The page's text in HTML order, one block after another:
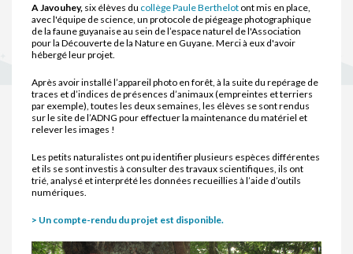
A Javouhey, six élèves du collège Paule Berthelot ont mis en place,
avec l'équipe de science, un protocole de piégeage photographique
de la faune guyanaise au sein de l’espace naturel de l'Association
pour la Découverte de la Nature en Guyane. Merci à eux d'avoir
hébergé leur projet.
Après avoir installé l’appareil photo en forêt, à la suite du repérage de
traces et d’indices de présences d’animaux (empreintes et terriers
par exemple), toutes les deux semaines, les élèves se sont rendus
sur le site de l’ADNG pour effectuer la maintenance du matériel et
relever les images !
Les petits naturalistes ont pu identifier plusieurs espèces différentes
et ils se sont investis à consulter des travaux scientifiques, ils ont
trié, analysé et interprété les données recueillies à l’aide d’outils
numériques.
> Un compte-rendu du projet est disponible.